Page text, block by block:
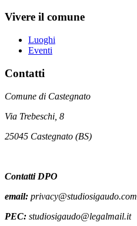
Vivere il comune
Luoghi
Eventi
Contatti
Comune di Castegnato
Via Trebeschi, 8
25045 Castegnato (BS)
Contatti DPO
email: privacy@studiosigaudo.com
PEC: studiosigaudo@legalmail.it